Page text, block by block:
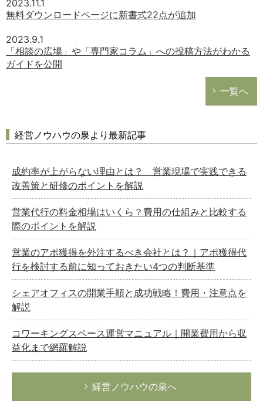
2023.11.1
無料ダウンロードページに新書式22点が追加
2023.9.1
「相談の広場」や「専門家コラム」への投稿方法がわかる
ガイドを公開
一覧へ
経営ノウハウの泉より最新記事
成約率が上がらない理由とは？ 営業現場で実践できる
改善策と研修のポイントを解説
営業代行の料金相場はいくら？費用の仕組みと比較する
際のポイントを解説
営業のアポ獲得を外注するべき会社とは？｜アポ獲得代
行を検討する前に知っておきたい4つの判断基準
シェアオフィスの開業手順と成功戦略！費用・注意点を
解説
コワーキングスペース運営マニュアル｜開業費用から収
益化まで網羅解説
経営ノウハウの泉へ